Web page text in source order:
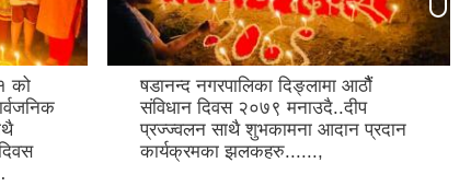
को
षडानन्द नगरपालिका दिङ्लामा आठौैं
संविधान दिवस २०७९ मनाउदै..दीप
प्रज्ज्वलन साथै शुभकामना आदान प्रदान
कार्यक्रमका झलकहरु......,